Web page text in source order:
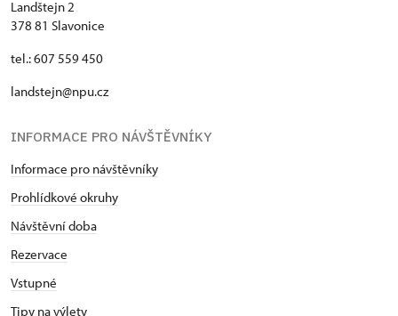
Landštejn 2
378 81 Slavonice
tel.: 607 559 450
landstejn@npu.cz
INFORMACE PRO NÁVŠTĚVNÍKY
Informace pro návštěvníky
Prohlídkové okruhy
Návštěvní doba
Rezervace
Vstupné
Tipy na výlety